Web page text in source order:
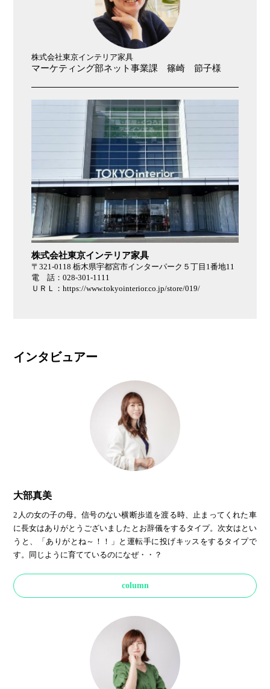
株式会社東京インテリア家具
マーケティング部ネット事業課 篠崎 節子様
株式会社東京インテリア家具
〒321-0118 栃木県宇都宮市インターパーク５丁目1番地11
電 話：028-301-1111
ＵＲＬ：https://www.tokyointerior.co.jp/store/019/
インタビュアー
大部真美
2人の女の子の母。信号のない横断歩道を渡る時、止まってくれた車
に長女はありがとうございましたとお辞儀をするタイプ。次女はとい
うと、「ありがとね～！！」と運転手に投げキッスをするタイプで
す。同じように育てているのになぜ・・？
column